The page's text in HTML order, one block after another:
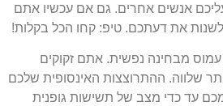
אנשים אחרים. גם אם עכשיו אתם
לשנות את דעתכם. טיפ: קחו הכל בקלות!
עמוס מבחינה נפשית. אתם זקוקים
שלווה. ההתרוצצות האינסופית שלכם
עד כדי מצב של תשישות גופנית